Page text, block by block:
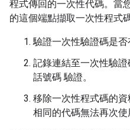
程式傳回的一次性代碼。當
的這個端點擷取一次性程式
驗證一次性驗證碼是否
記錄連結至一次性驗
話號碼 驗證。
移除一次性程式碼的
相同的代碼無法再次使